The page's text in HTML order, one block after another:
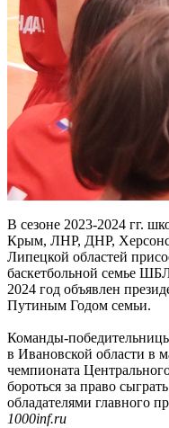
В сезоне 2023-2024 гг.
Крым, ЛНР, ДНР,
Липецкой областей
баскетбольной семье
2024 год объявлен
Путиным Годом семьи.
Команды-
в Ивановской области в
чемпионата
бороться за право
обладателями главного
1000inf.ru